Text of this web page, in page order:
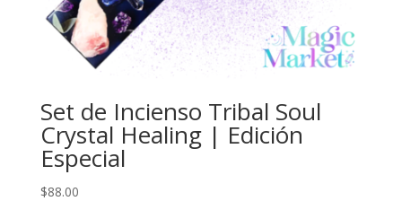
Set de Incienso Tribal Soul
Crystal Healing | Edición
Especial
$88.00